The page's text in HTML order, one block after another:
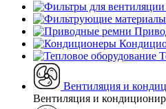
Вентиляция и
Вентиляция и